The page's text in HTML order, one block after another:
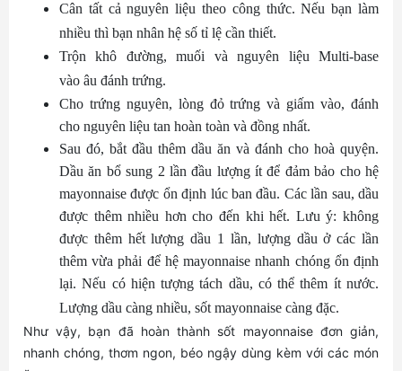
Cân tất cả nguyên liệu theo công thức. Nếu bạn làm
nhiều thì bạn nhân hệ số tỉ lệ cần thiết.
Trộn khô đường, muối và nguyên liệu Multi-base
vào âu đánh trứng.
Cho trứng nguyên, lòng đỏ trứng và giấm vào, đánh
cho nguyên liệu tan hoàn toàn và đồng nhất.
Sau đó, bắt đầu thêm dầu ăn và đánh cho hoà quyện.
Dầu ăn bổ sung 2 lần đầu lượng ít để đảm bảo cho hệ
mayonnaise được ổn định lúc ban đầu. Các lần sau, dầu
được thêm nhiều hơn cho đến khi hết. Lưu ý: không
được thêm hết lượng dầu 1 lần, lượng dầu ở các lần
thêm vừa phải để hệ mayonnaise nhanh chóng ổn định
lại. Nếu có hiện tượng tách dầu, có thể thêm ít nước.
Lượng dầu càng nhiều, sốt mayonnaise càng đặc.
Như vậy, bạn đã hoàn thành sốt mayonnaise đơn giản,
nhanh chóng, thơm ngon, béo ngậy dùng kèm với các món